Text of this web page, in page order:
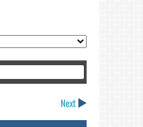
Next